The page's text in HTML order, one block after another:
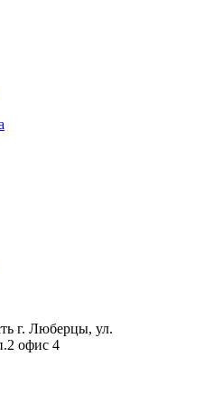
г. Люберцы, ул.
офис 4